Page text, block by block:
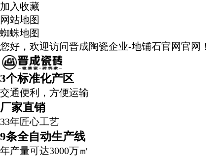
加入收藏
网站地图
蜘蛛地图
您好，欢迎访问晋成陶瓷企业-地铺石官网官网！
3个标准化产区
交通便利，方便运输
厂家直销
33年匠心工艺
9条全自动生产线
年产量可达3000万㎡